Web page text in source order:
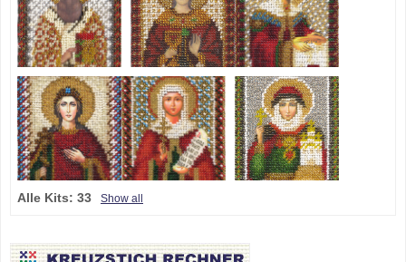
Alle Kits: 33 Show all